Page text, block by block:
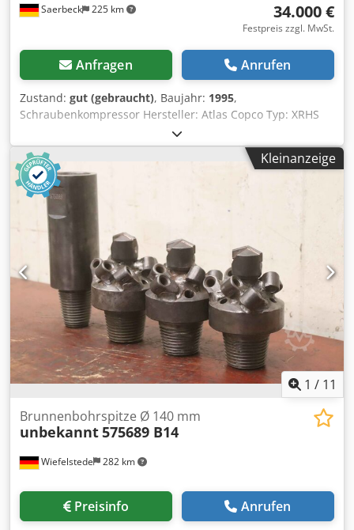
Saerbeck 225 km 34.000 €
Festpreis zzgl. MwSt.
Anfragen Anrufen
Zustand: gut (gebraucht), Baujahr: 1995,
Schraubenkompressor Hersteller: Atlas Copco Typ: XRHS
385 Credpfx Ahovi Hpls Sjf Baujahr: 1995 Betriebsstunden:
ca. 12.865 h Förderdruck: 20 bar Leistung: 224 kW Motor:
OM441LA Gewicht: 5,8 to
Kleinanzeige
1 / 11
Wiefelstede 282 km
Brunnenbohrspitze Ø 140 mm
unbekannt575689 B14
Preisinfo Anrufen